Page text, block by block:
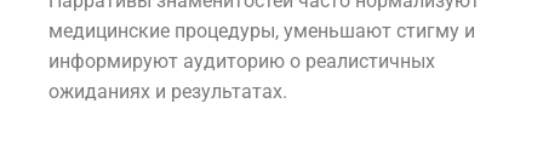
медицинские процедуры, уменьшают стигму и
информируют аудиторию о реалистичных
ожиданиях и результатах.